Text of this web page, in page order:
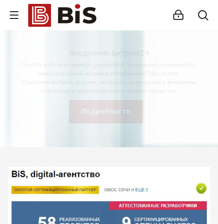
Внедрение Битрикс24
Помогаем выбрать версию, настроить интеграцию с внешними
Подробности